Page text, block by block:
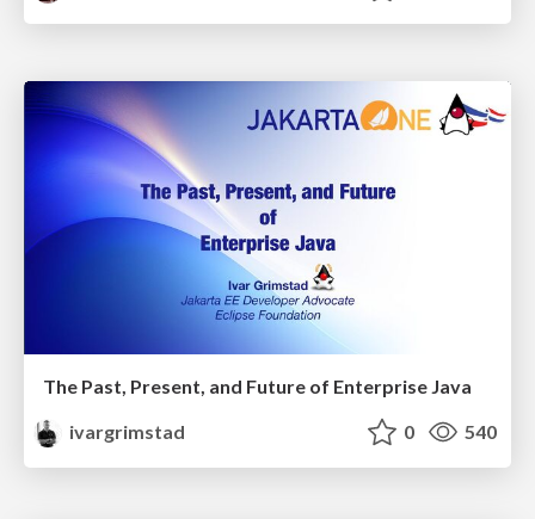
The Past, Present, and Future of Enterprise Java
ivargrimstad
0 540